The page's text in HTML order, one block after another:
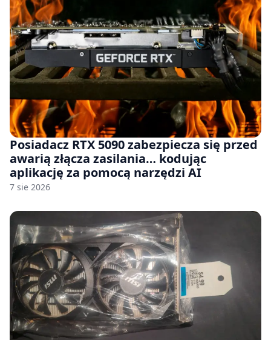
Posiadacz RTX 5090 zabezpiecza się przed
awarią złącza zasilania… kodując
aplikację za pomocą narzędzi AI
7 sie 2026